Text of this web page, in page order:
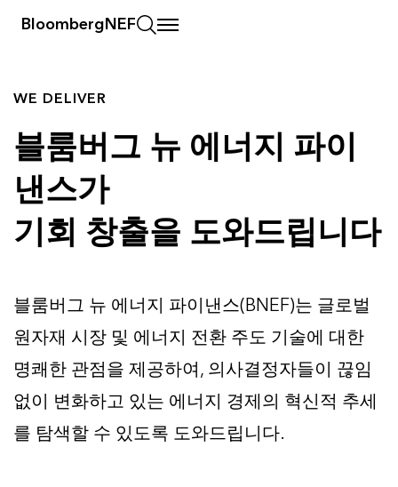
BloombergNEF
WE DELIVER
블룸버그 뉴 에너지 파이
낸스가
기회 창출을 도와드립니다
블룸버그 뉴 에너지 파이낸스(BNEF)는 글로벌
원자재 시장 및 에너지 전환 주도 기술에 대한
명쾌한 관점을 제공하여, 의사결정자들이 끊임
없이 변화하고 있는 에너지 경제의 혁신적 추세
를 탐색할 수 있도록 도와드립니다.